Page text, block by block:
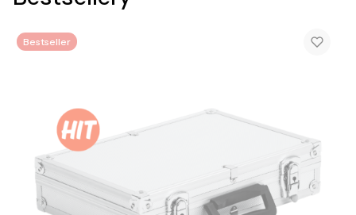
Bestseller